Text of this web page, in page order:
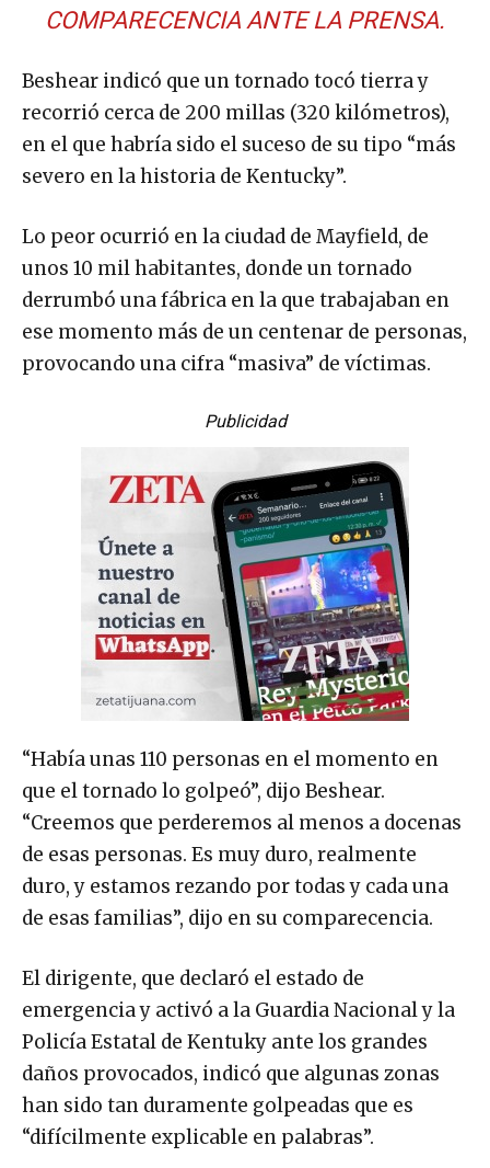
COMPARECENCIA ANTE LA PRENSA.
Beshear indicó que un tornado tocó tierra y
recorrió cerca de 200 millas (320 kilómetros),
en el que habría sido el suceso de su tipo “más
severo en la historia de Kentucky”.
Lo peor ocurrió en la ciudad de Mayfield, de
unos 10 mil habitantes, donde un tornado
derrumbó una fábrica en la que trabajaban en
ese momento más de un centenar de personas,
provocando una cifra “masiva” de víctimas.
Publicidad
“Había unas 110 personas en el momento en
que el tornado lo golpeó”, dijo Beshear.
“Creemos que perderemos al menos a docenas
de esas personas. Es muy duro, realmente
duro, y estamos rezando por todas y cada una
de esas familias”, dijo en su comparecencia.
El dirigente, que declaró el estado de
emergencia y activó a la Guardia Nacional y la
Policía Estatal de Kentuky ante los grandes
daños provocados, indicó que algunas zonas
han sido tan duramente golpeadas que es
“difícilmente explicable en palabras”.